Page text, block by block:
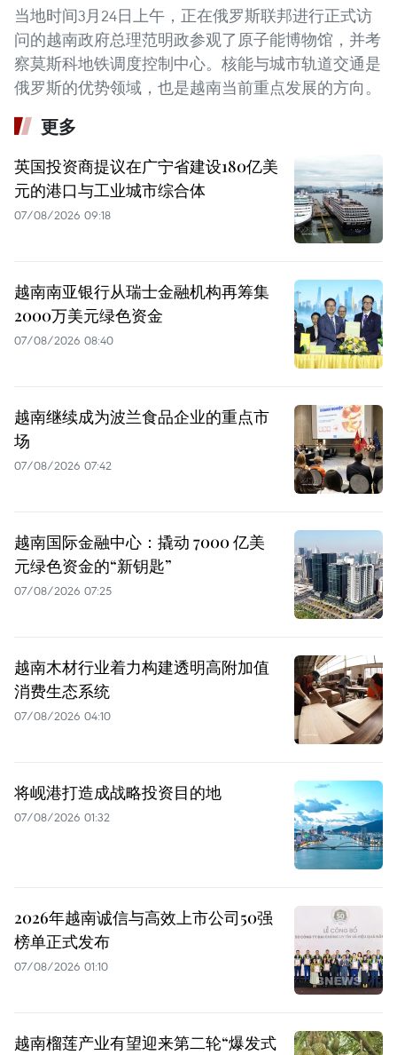
当地时间3月24日上午，正在俄罗斯联邦进行正式访
问的越南政府总理范明政参观了原子能博物馆，并考
察莫斯科地铁调度控制中心。核能与城市轨道交通是
俄罗斯的优势领域，也是越南当前重点发展的方向。
更多
英国投资商提议在广宁省建设180亿美
元的港口与工业城市综合体
07/08/2026 09:18
越南南亚银行从瑞士金融机构再筹集
2000万美元绿色资金
07/08/2026 08:40
越南继续成为波兰食品企业的重点市
场
07/08/2026 07:42
越南国际金融中心：撬动 7000 亿美
元绿色资金的“新钥匙”
07/08/2026 07:25
越南木材行业着力构建透明高附加值
消费生态系统
07/08/2026 04:10
将岘港打造成战略投资目的地
07/08/2026 01:32
2026年越南诚信与高效上市公司50强
榜单正式发布
07/08/2026 01:10
越南榴莲产业有望迎来第二轮“爆发式